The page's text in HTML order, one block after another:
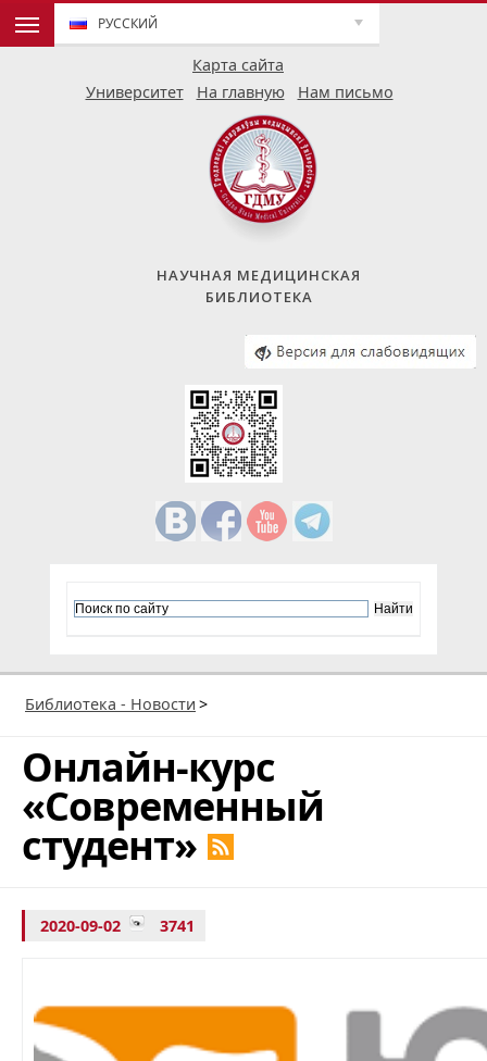
Карта сайта
РУССКИЙ
Университет На главную Нам письмо
НАУЧНАЯ МЕДИЦИНСКАЯ
БИБЛИОТЕКА
Библиотека - Новости >
Онлайн-курс
«Современный
студент»
2020-09-02 3741